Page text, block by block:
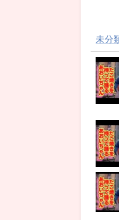
未分